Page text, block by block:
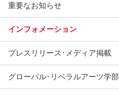
重要なお知らせ
インフォメーション
プレスリリース･メディア掲載
グローバル･リベラルアーツ学部